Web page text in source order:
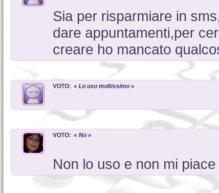
Sia per risparmiare in
dare appuntamenti,per
creare ho mancato
VOTO: « Lo uso moltissimo »
VOTO: « No »
Non lo uso e non mi piace